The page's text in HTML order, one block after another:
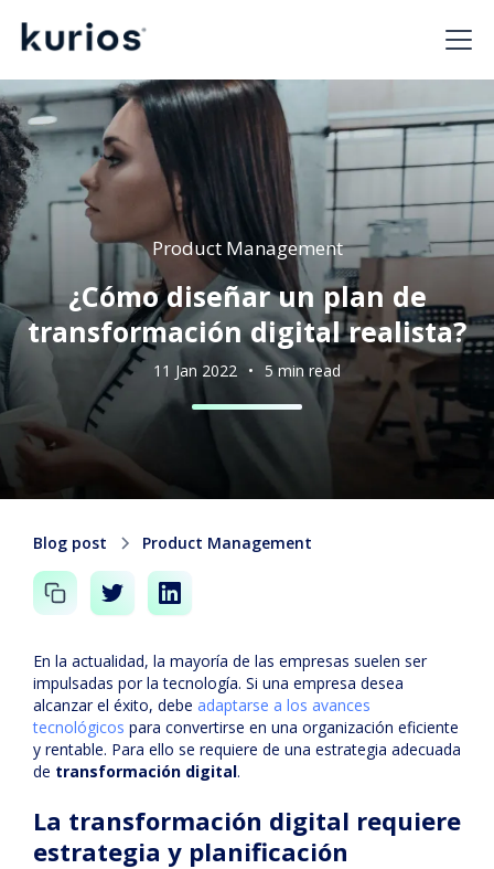
Product Management
¿Cómo diseñar un plan de
transformación digital realista?
11 Jan 2022 • 5 min read
Blog post Product Management
En la actualidad, la mayoría de las empresas suelen ser
impulsadas por la tecnología. Si una empresa desea
alcanzar el éxito, debe adaptarse a los avances
tecnológicos para convertirse en una organización eficiente
y rentable. Para ello se requiere de una estrategia adecuada
de transformación digital.
La transformación digital requiere
estrategia y planificación